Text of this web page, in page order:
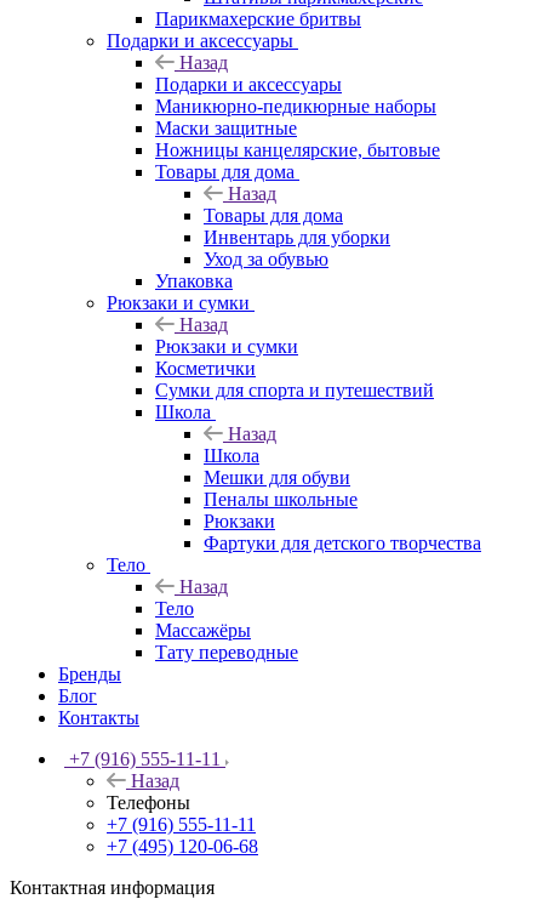
Парикмахерские бритвы
Подарки и аксессуары
Назад
Подарки и аксессуары
Маникюрно-педикюрные наборы
Маски защитные
Ножницы канцелярские, бытовые
Товары для дома
Назад
Товары для дома
Инвентарь для уборки
Уход за обувью
Упаковка
Рюкзаки и сумки
Назад
Рюкзаки и сумки
Косметички
Сумки для спорта и путешествий
Школа
Назад
Школа
Мешки для обуви
Пеналы школьные
Рюкзаки
Фартуки для детского творчества
Тело
Назад
Тело
Массажёры
Тату переводные
Бренды
Блог
Контакты
+7 (916) 555-11-11
Назад
Телефоны
+7 (916) 555-11-11
+7 (495) 120-06-68
Контактная информация